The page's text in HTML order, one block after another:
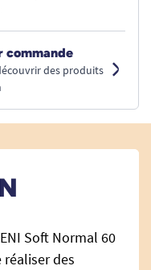
commande
des produits
Soft Normal 60
des